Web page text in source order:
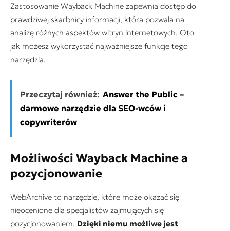
Zastosowanie Wayback Machine zapewnia dostęp do
prawdziwej skarbnicy informacji, która pozwala na
analizę różnych aspektów witryn internetowych. Oto
jak możesz wykorzystać najważniejsze funkcje tego
narzędzia.
Przeczytaj również: Answer the Public –
darmowe narzędzie dla SEO-wców i
copywriterów
Możliwości Wayback Machine a
pozycjonowanie
WebArchive to narzędzie, które może okazać się
nieocenione dla specjalistów zajmujących się
pozycjonowaniem. Dzięki niemu możliwe jest